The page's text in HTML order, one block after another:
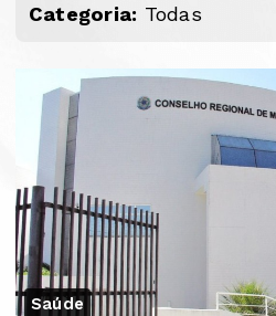
Categoria: Todas
Saúde